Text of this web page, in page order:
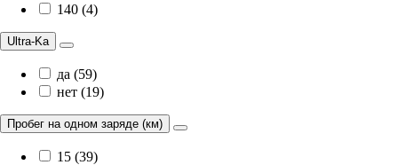
140 (4)
Ultra-Ka
да (59)
нет (19)
Пробег на одном заряде (км)
15 (39)